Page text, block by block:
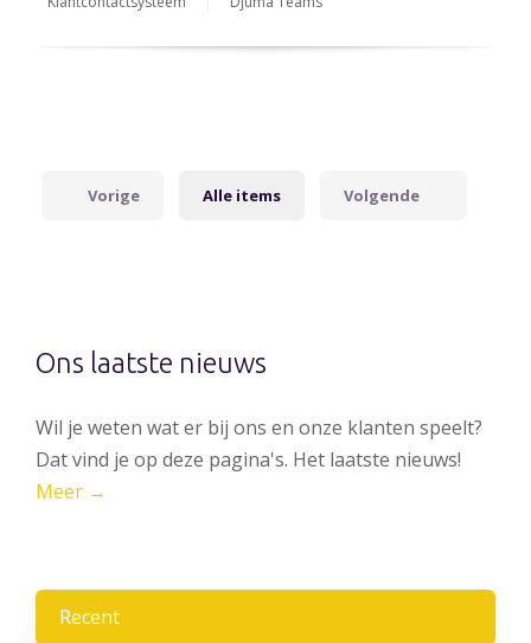
Vorige Alle items Volgende
Ons laatste nieuws
Wil je weten wat er bij ons en onze klanten speelt?
Dat vind je op deze pagina's. Het laatste nieuws!
Meer →
Recent